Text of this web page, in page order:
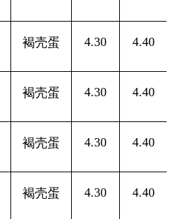
褐壳蛋 4.30 4.40
褐壳蛋 4.30 4.40
褐壳蛋 4.30 4.40
褐壳蛋 4.30 4.40